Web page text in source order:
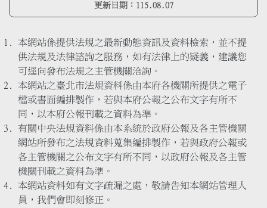
更新日期： 115.08.07
本網站係提供法規之最新動態資訊及資料檢索，並不提
供法規及法律諮詢之服務，如有法律上的疑義，建議您
可逕向發布法規之主管機關洽詢。
本網站之臺北市法規資料係由本府各機關所提供之電子
檔或書面編排製作，若與本府公報之公布文字有所不
同，以本府公報刊載之資料為準。
有關中央法規資料係由本系統於政府公報及各主管機關
網站所發布之法規資料蒐集編排製作，若與政府公報或
各主管機關之公布文字有所不同，以政府公報及各主管
機關刊載之資料為準。
本網站資料如有文字疏漏之處，敬請告知本網站管理人
員，我們會即刻修正。